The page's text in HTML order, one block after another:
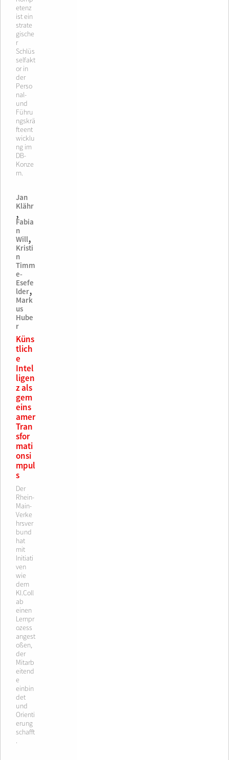
etenz
ist ein
strate
gische
r
Schlüs
selfakt
or in
der
Perso
nal-
und
Führu
ngskrä
fteent
wicklu
ng im
DB-
Konze
rn.
Jan
Klähr
,
Fabia
n
Will,
Kristi
n
Timm
e-
Esefe
lder,
Mark
us
Hube
r
Küns
tlich
e
Intel
ligen
z als
gem
eins
amer
Tran
sfor
mati
onsi
mpul
s
Der
Rhein-
Main-
Verke
hrsver
bund
hat
mit
Initiati
ven
wie
dem
KI.Coll
ab
einen
Lernpr
ozess
angest
oßen,
der
Mitarb
eitend
e
einbin
det
und
Orienti
erung
schafft
.